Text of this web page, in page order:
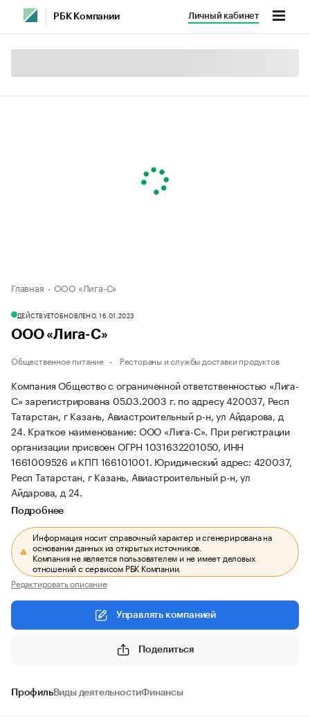
РБК Компании Личный кабинет
Главная ООО «Лига-С»
ДЕЙСТВУЕТОБНОВЛЕНО, 16.01.2023
ООО «Лига-С»
Общественное питание Рестораны и службы доставки продуктов
Компания Общество с ограниченной ответственностью «Лига-
С» зарегистрирована 05.03.2003 г. по адресу 420037, Респ
Татарстан, г Казань, Авиастроительный р-н, ул Айдарова, д
24. Краткое наименование: ООО «Лига-С». При регистрации
организации присвоен ОГРН 1031632201050, ИНН
1661009526 и КПП 166101001. Юридический адрес: 420037,
Респ Татарстан, г Казань, Авиастроительный р-н, ул
Айдарова, д 24.
Подробнее
Информация носит справочный характер и сгенерирована на
основании данных из открытых источников.
Компания не является пользователем и не имеет деловых
отношений с сервисом РБК Компании.
Редактировать описание
Управлять компанией
Поделиться
ПрофильВиды деятельностиФинансы